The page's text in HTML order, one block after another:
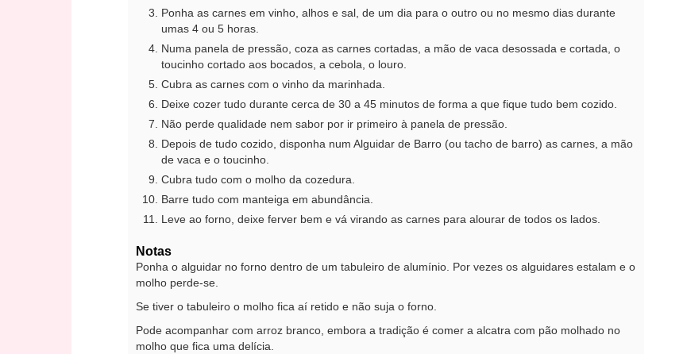
Ponha as carnes em vinho, alhos e sal, de um dia para o outro ou no mesmo dias durante
umas 4 ou 5 horas.
Numa panela de pressão, coza as carnes cortadas, a mão de vaca desossada e cortada, o
toucinho cortado aos bocados, a cebola, o louro.
Cubra as carnes com o vinho da marinhada.
Deixe cozer tudo durante cerca de 30 a 45 minutos de forma a que fique tudo bem cozido.
Não perde qualidade nem sabor por ir primeiro à panela de pressão.
Depois de tudo cozido, disponha num Alguidar de Barro (ou tacho de barro) as carnes, a mão
de vaca e o toucinho.
Cubra tudo com o molho da cozedura.
Barre tudo com manteiga em abundância.
Leve ao forno, deixe ferver bem e vá virando as carnes para alourar de todos os lados.
Notas
Ponha o alguidar no forno dentro de um tabuleiro de alumínio. Por vezes os alguidares estalam e o
molho perde-se.
Se tiver o tabuleiro o molho fica aí retido e não suja o forno.
Pode acompanhar com arroz branco, embora a tradição é comer a alcatra com pão molhado no
molho que fica uma delícia.